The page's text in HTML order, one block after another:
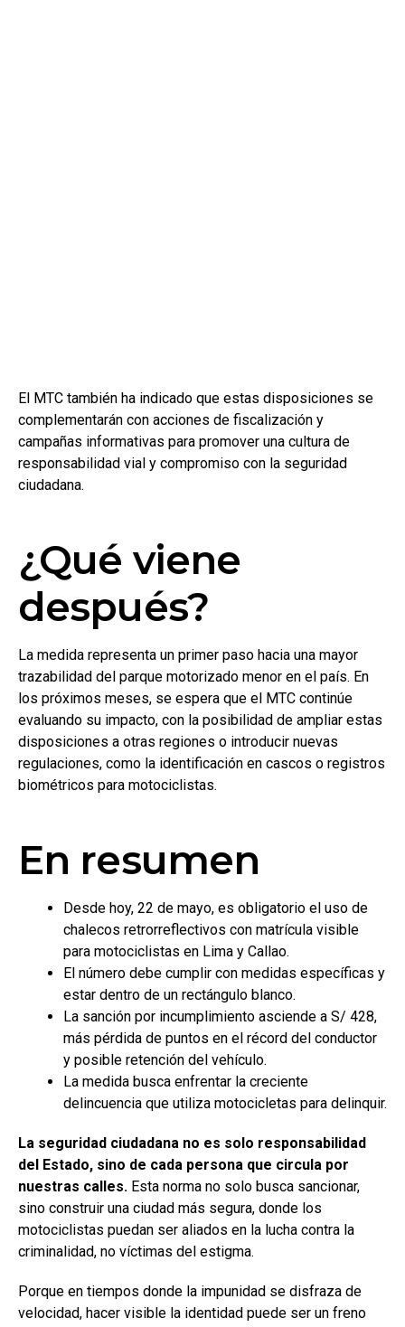
El MTC también ha indicado que estas disposiciones se
complementarán con acciones de fiscalización y
campañas informativas para promover una cultura de
responsabilidad vial y compromiso con la seguridad
ciudadana.
¿Qué viene
después?
La medida representa un primer paso hacia una mayor
trazabilidad del parque motorizado menor en el país. En
los próximos meses, se espera que el MTC continúe
evaluando su impacto, con la posibilidad de ampliar estas
disposiciones a otras regiones o introducir nuevas
regulaciones, como la identificación en cascos o registros
biométricos para motociclistas.
En resumen
Desde hoy, 22 de mayo, es obligatorio el uso de
chalecos retrorreflectivos con matrícula visible
para motociclistas en Lima y Callao.
El número debe cumplir con medidas específicas y
estar dentro de un rectángulo blanco.
La sanción por incumplimiento asciende a S/ 428,
más pérdida de puntos en el récord del conductor
y posible retención del vehículo.
La medida busca enfrentar la creciente
delincuencia que utiliza motocicletas para delinquir.
La seguridad ciudadana no es solo responsabilidad
del Estado, sino de cada persona que circula por
nuestras calles. Esta norma no solo busca sancionar,
sino construir una ciudad más segura, donde los
motociclistas puedan ser aliados en la lucha contra la
criminalidad, no víctimas del estigma.
Porque en tiempos donde la impunidad se disfraza de
velocidad, hacer visible la identidad puede ser un freno